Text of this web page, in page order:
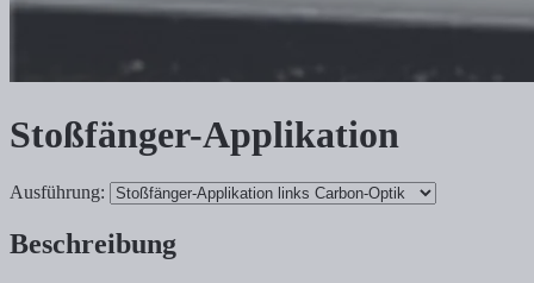
Stoßfänger-Applikation
Ausführung:
Beschreibung